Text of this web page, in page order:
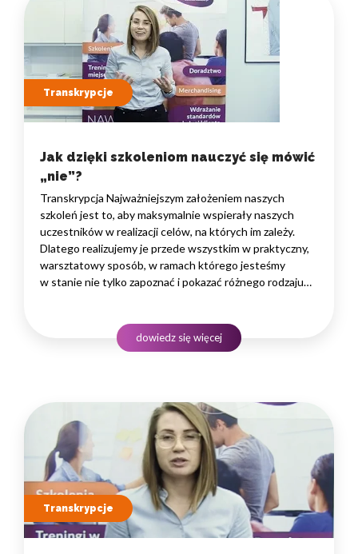
Transkrypcje
Jak dzięki szkoleniom nauczyć się mówić
„nie”?
Transkrypcja Najważniejszym założeniem naszych
szkoleń jest to, aby maksymalnie wspierały naszych
uczestników w realizacji celów, na których im zależy.
Dlatego realizujemy je przede wszystkim w praktyczny,
warsztatowy sposób, w ramach którego jesteśmy
w stanie nie tylko zapoznać i pokazać różnego rodzaju
do praktycznego treningu, podczas którego możemy
dowiedz się więcej
Transkrypcje